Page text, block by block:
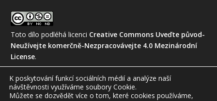
Toto dílo podléhá licenci Creative Commons Uveďte původ-
Neužívejte komerčně-Nezpracovávejte 4.0 Mezinárodní
License.
K poskytování funkcí sociálních médií a analýze naší
návštěvnosti využíváme soubory Cookie.
Můžete se dozvědět více o tom, které cookies používáme,